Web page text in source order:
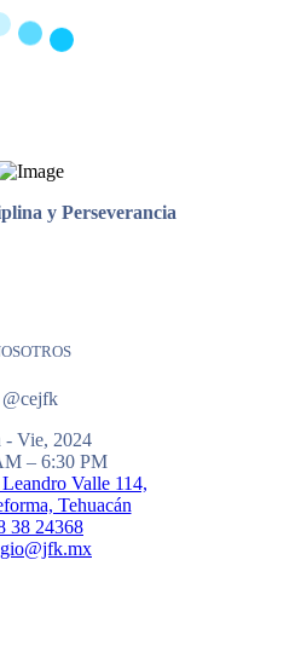
y Perseverancia
@cejfk
- Vie, 2024
– 6:30 PM
Valle 114,
Tehuacán
38 24368